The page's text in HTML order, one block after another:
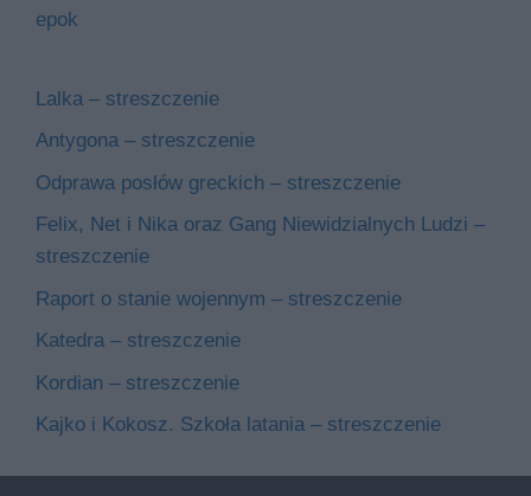
epok
Lalka – streszczenie
Antygona – streszczenie
Odprawa posłów greckich – streszczenie
Felix, Net i Nika oraz Gang Niewidzialnych Ludzi –
streszczenie
Raport o stanie wojennym – streszczenie
Katedra – streszczenie
Kordian – streszczenie
Kajko i Kokosz. Szkoła latania – streszczenie